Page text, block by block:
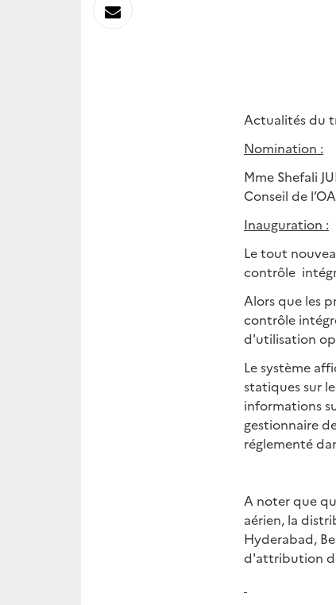
Actualités du
Nomination :
Mme Shefali
Conseil de
Inauguration :
Le tout
contrôle
Alors que les
contrôle
d'utilisation
Le système
statiques sur
informations
gestionnaire
réglementé
A noter que
aérien, la
Hyderabad,
d'attribution
Envoyer